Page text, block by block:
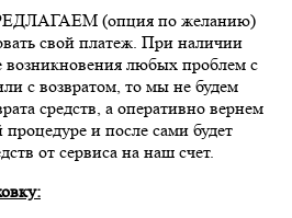
(опция по желанию)
свой платеж. При наличии
возникновения любых проблем с
с возвратом, то мы не будем
средств, а оперативно вернем
и после сами будет
от сервиса на наш счет.